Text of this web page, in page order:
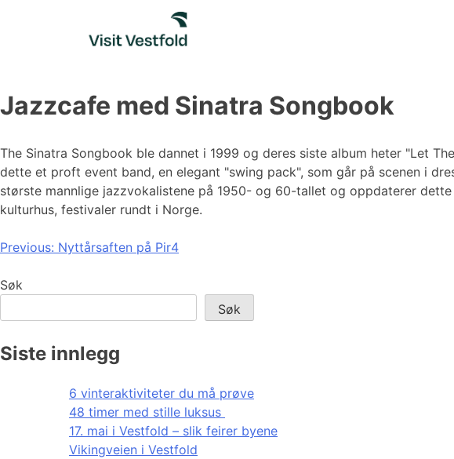
Jazzcafe med Sinatra Songbook
The Sinatra Songbook ble dannet i 1999 og deres siste album heter "Let
dette et proft event band, en elegant "swing pack", som går på scenen i
største mannlige jazzvokalistene på 1950- og 60-tallet og oppdaterer
kulturhus, festivaler rundt i Norge.
Innleggsnavigasjon
Previous: Nyttårsaften på Pir4
Søk
Søk
Siste innlegg
6 vinteraktiviteter du må prøve
48 timer med stille luksus
17. mai i Vestfold – slik feirer byene
Vikingveien i Vestfold